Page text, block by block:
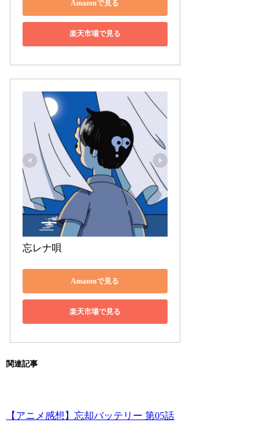
Amazonで見る
楽天市場で見る
忘レナ唄
Amazonで見る
楽天市場で見る
関連記事
【アニメ感想】忘却バッテリー 第05話